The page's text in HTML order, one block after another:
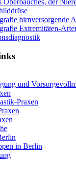
hirnversorgende
Extremitäten-
und
Praxen
in Berlin